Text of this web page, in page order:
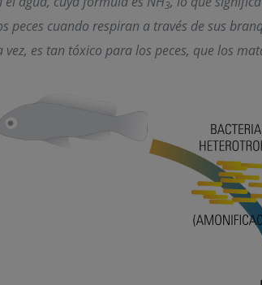
3
cuando respiran a través de sus
es tan tóxico para los peces, que los